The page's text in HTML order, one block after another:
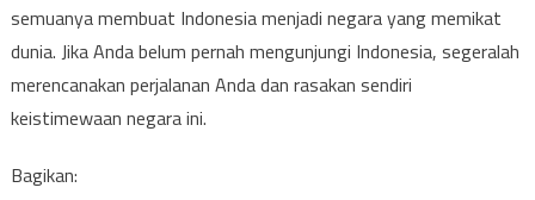
semuanya membuat Indonesia menjadi negara yang memikat
dunia. Jika Anda belum pernah mengunjungi Indonesia, segeralah
merencanakan perjalanan Anda dan rasakan sendiri
keistimewaan negara ini.
Bagikan: